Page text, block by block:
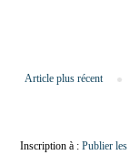
Article plus récent
Inscription à : Publier